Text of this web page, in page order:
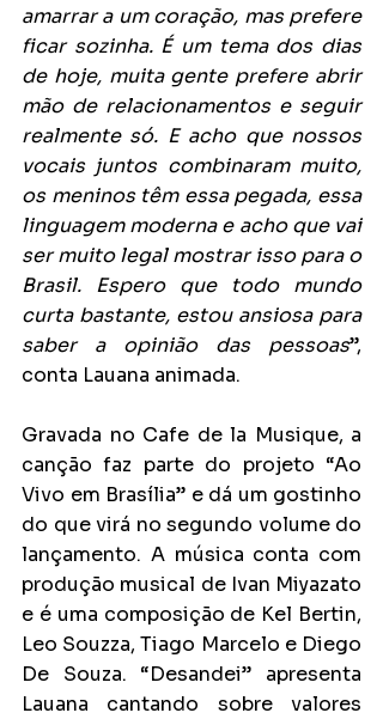
amarrar a um coração, mas prefere
ficar sozinha. É um tema dos dias
de hoje, muita gente prefere abrir
mão de relacionamentos e seguir
realmente só. E acho que nossos
vocais juntos combinaram muito,
os meninos têm essa pegada, essa
linguagem moderna e acho que vai
ser muito legal mostrar isso para o
Brasil. Espero que todo mundo
curta bastante, estou ansiosa para
saber a opinião das pessoas”,
conta Lauana animada.
Gravada no Cafe de la Musique, a
canção faz parte do projeto “Ao
Vivo em Brasília” e dá um gostinho
do que virá no segundo volume do
lançamento. A música conta com
produção musical de Ivan Miyazato
e é uma composição de Kel Bertin,
Leo Souzza, Tiago Marcelo e Diego
De Souza. “Desandei” apresenta
Lauana cantando sobre valores